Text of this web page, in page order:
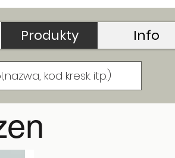
Produkty Info